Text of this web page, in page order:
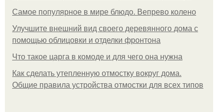
Самое популярное в мире блюдо. Вепрево колено
Улучшите внешний вид своего деревянного дома с
помощью облицовки и отделки фронтона
Что такое царга в комоде и для чего она нужна
Как сделать утепленную отмостку вокруг дома.
Общие правила устройства отмостки для всех типов